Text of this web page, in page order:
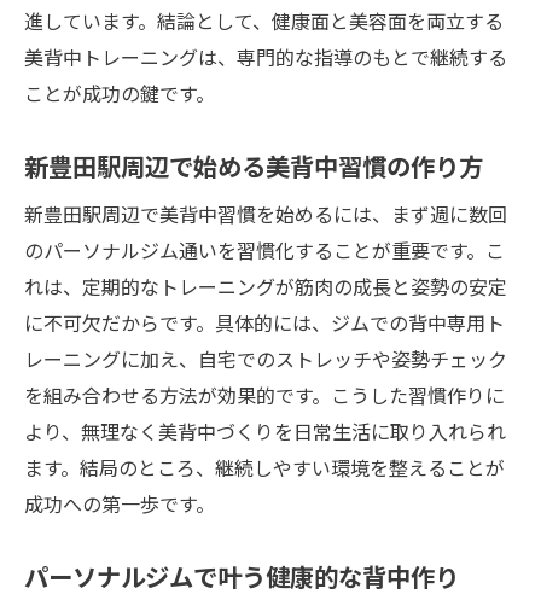
進しています。結論として、健康面と美容面を両立する
美背中トレーニングは、専門的な指導のもとで継続する
ことが成功の鍵です。
新豊田駅周辺で始める美背中習慣の作り方
新豊田駅周辺で美背中習慣を始めるには、まず週に数回
のパーソナルジム通いを習慣化することが重要です。こ
れは、定期的なトレーニングが筋肉の成長と姿勢の安定
に不可欠だからです。具体的には、ジムでの背中専用ト
レーニングに加え、自宅でのストレッチや姿勢チェック
を組み合わせる方法が効果的です。こうした習慣作りに
より、無理なく美背中づくりを日常生活に取り入れられ
ます。結局のところ、継続しやすい環境を整えることが
成功への第一歩です。
パーソナルジムで叶う健康的な背中作り